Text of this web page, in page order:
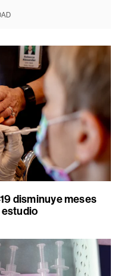
disminuye meses
estudio